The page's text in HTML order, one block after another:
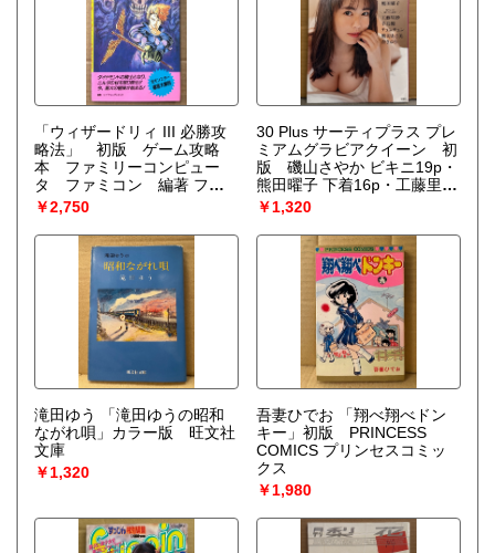
「ウィザードリィ III 必勝攻
略法」 初版 ゲーム攻略
本 ファミリーコンピュー
タ ファミコン 編著 ファ
イティングスタジオ 完璧攻
略シリーズ88
￥2,750
30 Plus サーティプラス プレ
ミアムグラビアクイーン 初
版 磯山さやか ビキニ19p・
熊田曜子 下着16p・工藤里紗
下着14p・手島優 下着14p・
チュンチュン 下着8p・熊切
あさ美 下着8p・杏さゆり 下
着14p グラビアアイドル 写
￥1,320
滝田ゆう 「滝田ゆうの昭和
ながれ唄」カラー版 旺文社
文庫
￥1,320
吾妻ひでお 「翔べ翔べドン
キー」初版 PRINCESS
COMICS プリンセスコミッ
クス
￥1,980